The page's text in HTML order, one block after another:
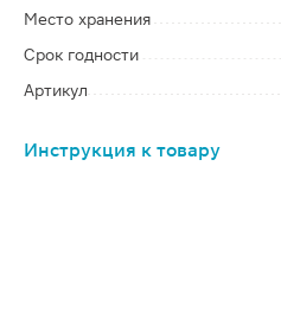
Место хранения
Срок годности
Артикул
Инструкция к товару